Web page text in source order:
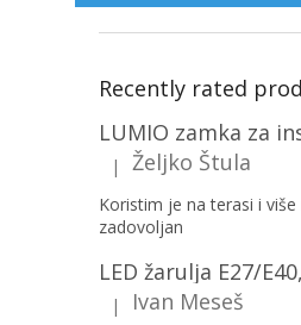
Recently rated
The product rating is 5
| Željko Štula
Koristim je na terasi i više
zadovoljan
LED žarulja E27/
The product rating is 5
| Ivan Meseš